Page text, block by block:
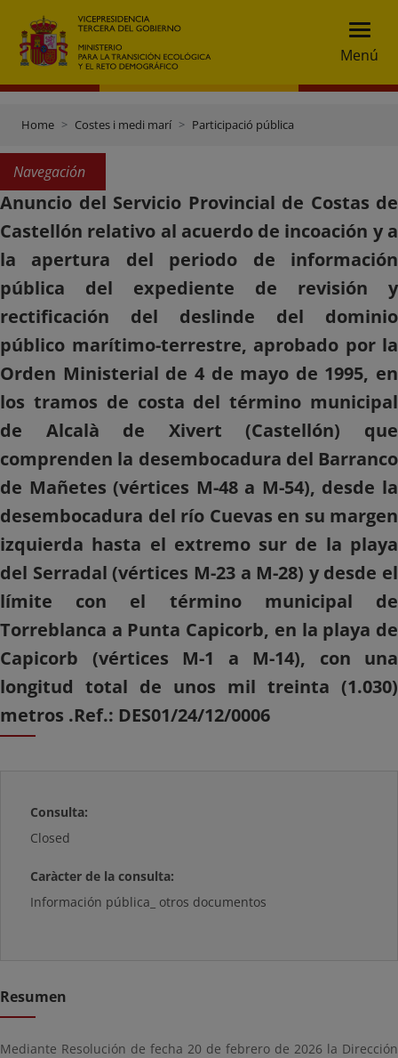
Menú
Home Costes i medi marí Participació pública
Navegación
Anuncio del Servicio Provincial de Costas de
Castellón relativo al acuerdo de incoación y a
la apertura del periodo de información
pública del expediente de revisión y
rectificación del deslinde del dominio
público marítimo-terrestre, aprobado por la
Orden Ministerial de 4 de mayo de 1995, en
los tramos de costa del término municipal
de Alcalà de Xivert (Castellón) que
comprenden la desembocadura del Barranco
de Mañetes (vértices M-48 a M-54), desde la
desembocadura del río Cuevas en su margen
izquierda hasta el extremo sur de la playa
del Serradal (vértices M-23 a M-28) y desde el
límite con el término municipal de
Torreblanca a Punta Capicorb, en la playa de
Capicorb (vértices M-1 a M-14), con una
longitud total de unos mil treinta (1.030)
metros .Ref.: DES01/24/12/0006
Consulta:
Closed
Caràcter de la consulta:
Información pública_ otros documentos
Resumen
Mediante Resolución de fecha 20 de febrero de 2026 la Dirección